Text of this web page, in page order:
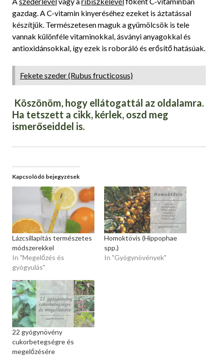
gazdag. A C-vitamin kinyeréséhez ezeket is áztatással
készítjük. Természetesen maguk a gyümölcsök is tele
vannak különféle vitaminokkal, ásványi anyagokkal és
antioxidánsokkal, így ezek is roboráló és erősítő hatásúak.
Fekete szeder (Rubus fructicosus)
Köszönöm, hogy ellátogattál az oldalamra.
Ha tetszett a cikk, kérlek, oszd meg
ismerőseiddel is.
Kapcsolódó bejegyzések
Lázcsillapítás természetes
módszerekkel
In "Megelőzés és
gyógyulás"
Homoktövis (Hippophae
spp.)
In "Gyógynövények"
22 gyógynövény
cukorbetegségre és
megelőzésére